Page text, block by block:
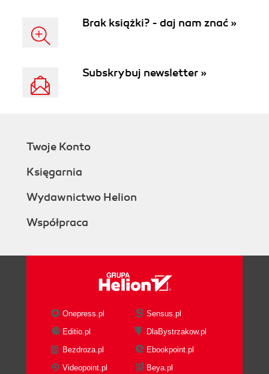
Brak książki? - daj nam znać »
Subskrybuj newsletter »
Twoje Konto
Księgarnia
Wydawnictwo Helion
Współpraca
Onepress.pl
Sensus.pl
Editio.pl
DlaBystrzakow.pl
Bezdroza.pl
Ebookpoint.pl
Videopoint.pl
Beya.pl